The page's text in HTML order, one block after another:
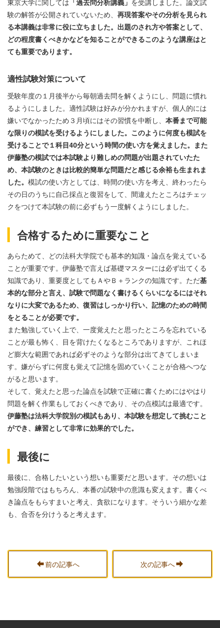
験の解答が公開されていないため、 再現答案やその分析を見られ
る本講義は非常に役に立ちました。出題のされ方や答案として、
どの程度書くべきかなどを知ることができるこのような講座はと
ても重要であります。
適性試験対策について
受験年度の１月後半から毎朝過去問を解くようにし、問題に慣れ
るようにしました。適性試験は好みが分かれますが、個人的には
嫌いでなかったため３月頃にはその習慣を中断し、 本番まで可能
な限りの模試を受けるようにしました。このように何度も模試を
受けることで１科目40分という時間の使い方を覚えました。また
伊藤塾の模試では本試験より難しめの問題が出題されていたた
め、本試験のときは比較的簡単な問題だと感じる余裕も生まれま
した。 模試の使い方としては、時間の使い方を考え、終わったら
その日のうちに自己採点と復習をして、間違えたところはチェッ
クをつけて本試験の前に必ずもう一度解くようにしました。
合格するために重要なこと
あらためて、どの法科大学院でも基本的知識・論点を覚えている
ことが重要です。伊藤塾で言えば基礎マスターには必ず出てくる
知識であり、重要度としてもＡやＢ＋ランクの知識です。ただ基
本的な部分と言え、試験で問題なく書けるくらいになるにはそれ
なりに大変であるため、復習はしっかり行い、記憶のための時間
をとることが必要です。
また勉強していく上で、一度覚えたと思ったところを忘れている
ことが最も怖く、目を背けたくなるところでありますが、これほ
ど膨大な範囲であれば必ずそのような部分は出てきてしまいま
す。嫌がらずに何度も覚えて記憶を固めていくことが合格へつな
がると思います。
そして、覚えたと思った論点を試験で正確に書くためにはやはり
問題を解く作業もしておくべきであり、その点模試は最適です。
伊藤塾は法科大学院別の模試もあり、本試験を想定して挑むこと
ができ、練習として非常に効果的でした。
最後に
最後に、合格したいという想いも重要だと思います。その想いは
勉強段階ではもちろん、本番の試験中の意識も変えます。書くべ
き論点をもらすまいと考え、貪欲になります。そういう細かな差
も、合否を分けうると考えます。
前の記事へ 次の記事へ